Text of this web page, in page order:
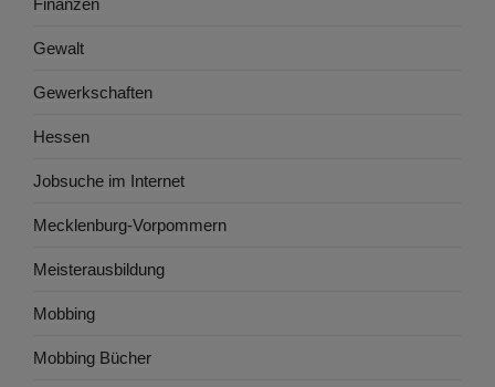
Gewalt
Gewerkschaften
Hessen
Jobsuche im Internet
Mecklenburg-Vorpommern
Meisterausbildung
Mobbing
Mobbing Bücher